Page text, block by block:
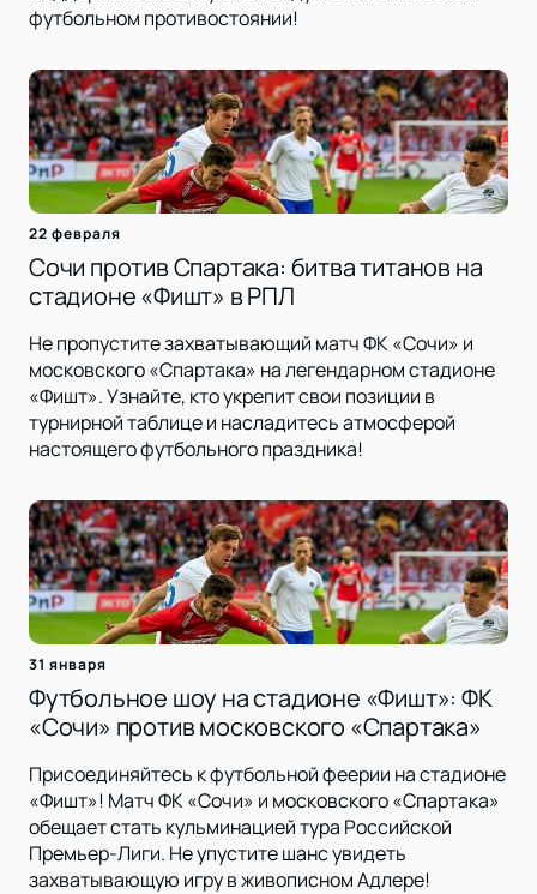
футбольном противостоянии!
22 февраля
Сочи против Спартака: битва титанов на
стадионе «Фишт» в РПЛ
Не пропустите захватывающий матч ФК «Сочи» и
московского «Спартака» на легендарном стадионе
«Фишт». Узнайте, кто укрепит свои позиции в
турнирной таблице и насладитесь атмосферой
настоящего футбольного праздника!
31 января
Футбольное шоу на стадионе «Фишт»: ФК
«Сочи» против московского «Спартака»
Присоединяйтесь к футбольной феерии на стадионе
«Фишт»! Матч ФК «Сочи» и московского «Спартака»
обещает стать кульминацией тура Российской
Премьер-Лиги. Не упустите шанс увидеть
захватывающую игру в живописном Адлере!